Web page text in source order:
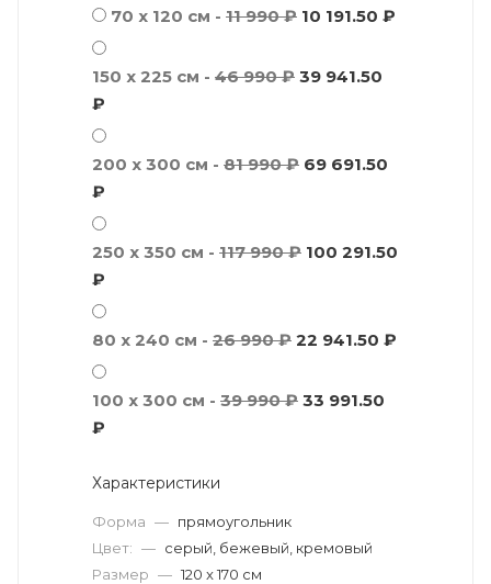
70 х 120 см - 11 990 ₽ 10 191.50 ₽
150 x 225 см - 46 990 ₽ 39 941.50
₽
200 x 300 см - 81 990 ₽ 69 691.50
₽
250 x 350 см - 117 990 ₽ 100 291.50
₽
80 x 240 см - 26 990 ₽ 22 941.50 ₽
100 x 300 см - 39 990 ₽ 33 991.50
₽
Характеристики
Форма — прямоугольник
Цвет: — серый, бежевый, кремовый
Размер — 120 x 170 см